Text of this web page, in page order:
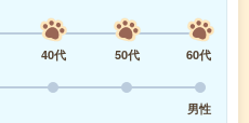
40代 50代
60代
男性